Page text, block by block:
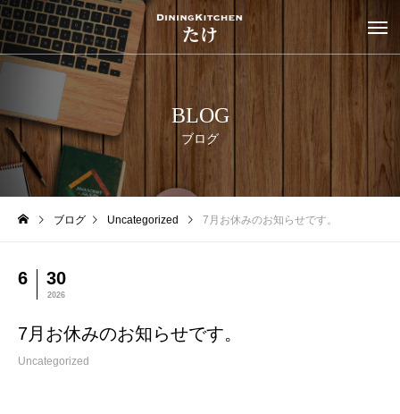
BLOG
ブログ
ブログ Uncategorized 7月お休みのお知らせです。
6 30
2026
7月お休みのお知らせです。
Uncategorized